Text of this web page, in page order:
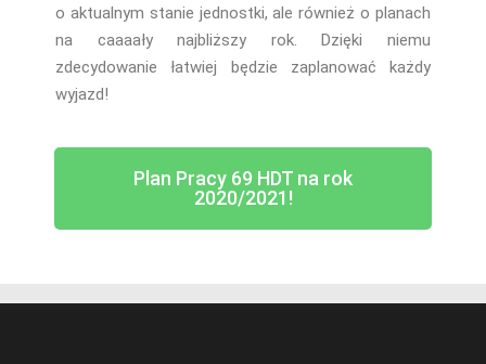
o aktualnym stanie jednostki, ale również o planach
na caaaały najbliższy rok. Dzięki niemu
zdecydowanie łatwiej będzie zaplanować każdy
wyjazd!
Plan Pracy 69 HDT na rok
2020/2021!